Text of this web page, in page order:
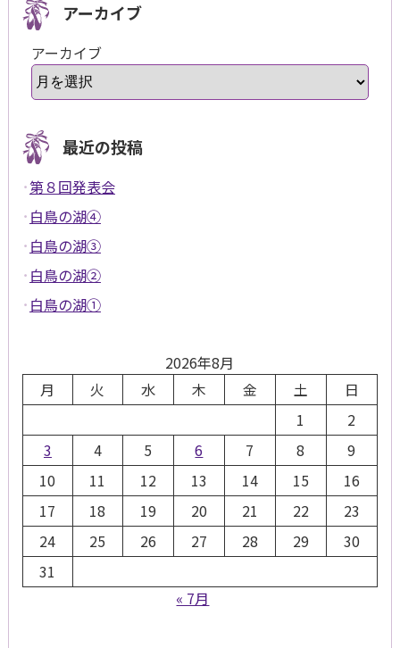
アーカイブ
アーカイブ
最近の投稿
第８回発表会
白鳥の湖④
白鳥の湖③
白鳥の湖②
白鳥の湖①
2026年8月
月
火 水 木 金 土
日
1
2
3
4 5 6 7 8
9
10
11 12 13 14 15
16
17
18 19 20 21 22
23
24
25 26 27 28 29
30
31
« 7月